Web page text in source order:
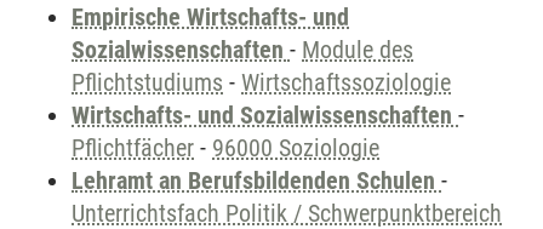
Empirische Wirtschafts- und
Sozialwissenschaften - Module des
Pflichtstudiums - Wirtschaftssoziologie
Wirtschafts- und Sozialwissenschaften -
Pflichtfächer - 96000 Soziologie
Lehramt an Berufsbildenden Schulen -
Unterrichtsfach Politik / Schwerpunktbereich